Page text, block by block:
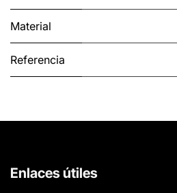
Material
Referencia
Enlaces útiles